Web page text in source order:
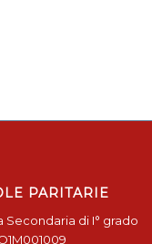
PARITARIE
Secondaria di I° grado